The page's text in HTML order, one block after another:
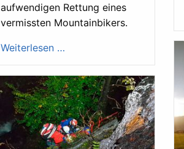
aufwendigen Rettung eines
vermissten Mountainbikers.
Weiterlesen …